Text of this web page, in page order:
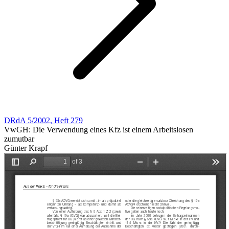
DRdA 5/2002, Heft 279
VwGH: Die Verwendung eines Kfz ist einem Arbeitslosen
zumutbar
Günter Krapf